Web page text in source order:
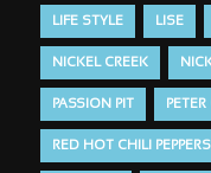
LIFE STYLE LISE
NICKEL CREEK
PASSION PIT
RED HOT CHILI PEPPERS